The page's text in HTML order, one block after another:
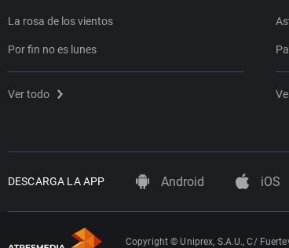
La rosa de los vientos
Por fin no es lunes
Ver todo
DESCARGA LA APP Android iOS
Copyright © Uniprex, S.A.U., C/